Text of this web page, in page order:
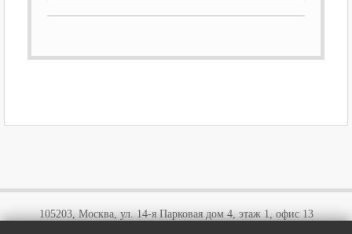
105203, Москва, ул. 14-я Парковая дом 4, этаж 1, офис 13